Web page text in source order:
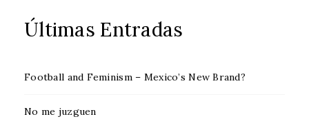
Últimas Entradas
Football and Feminism – Mexico’s New Brand?
No me juzguen